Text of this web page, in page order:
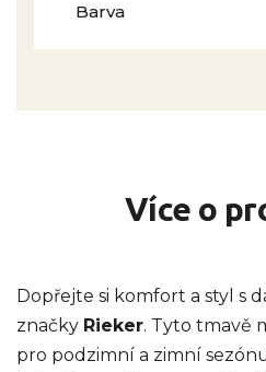
Barva
Více o
Dopřejte si komfort a styl s
značky Rieker. Tyto tmavě
pro podzimní a zimní